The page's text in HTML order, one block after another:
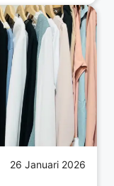
26 Januari 2026